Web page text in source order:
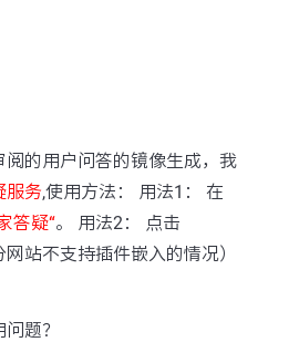
的用户问答的镜像生成，我
服务,使用方法： 用法1： 在
答疑“。 用法2： 点击
网站不支持插件嵌入的情况）
题？